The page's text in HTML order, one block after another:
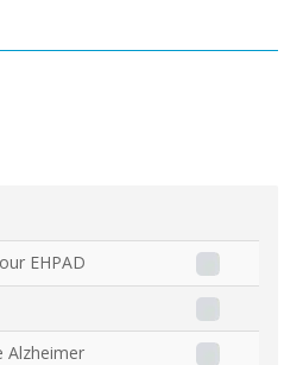
EHPAD
Alzheimer